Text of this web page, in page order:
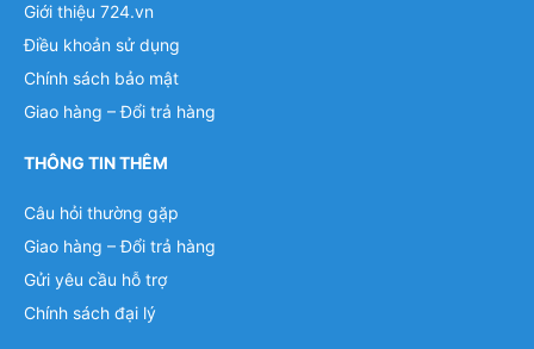
Giới thiệu 724.vn
Điều khoản sử dụng
Chính sách bảo mật
Giao hàng – Đổi trả hàng
THÔNG TIN THÊM
Câu hỏi thường gặp
Giao hàng – Đổi trả hàng
Gửi yêu cầu hỗ trợ
Chính sách đại lý